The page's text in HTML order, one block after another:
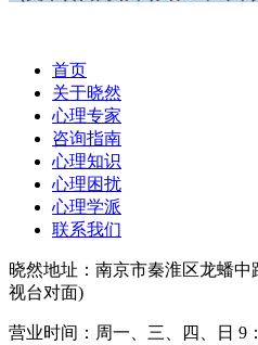
首页
关于晓然
心理专家
咨询指南
心理知识
心理困扰
心理学派
联系我们
晓然地址：南京市秦淮区龙蟠中
视台对面)
营业时间：周一、三、四、日 9